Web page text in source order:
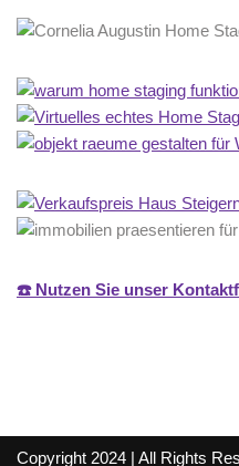
☎️ Nutzen Sie unser
Copyright 2024 | All Rights